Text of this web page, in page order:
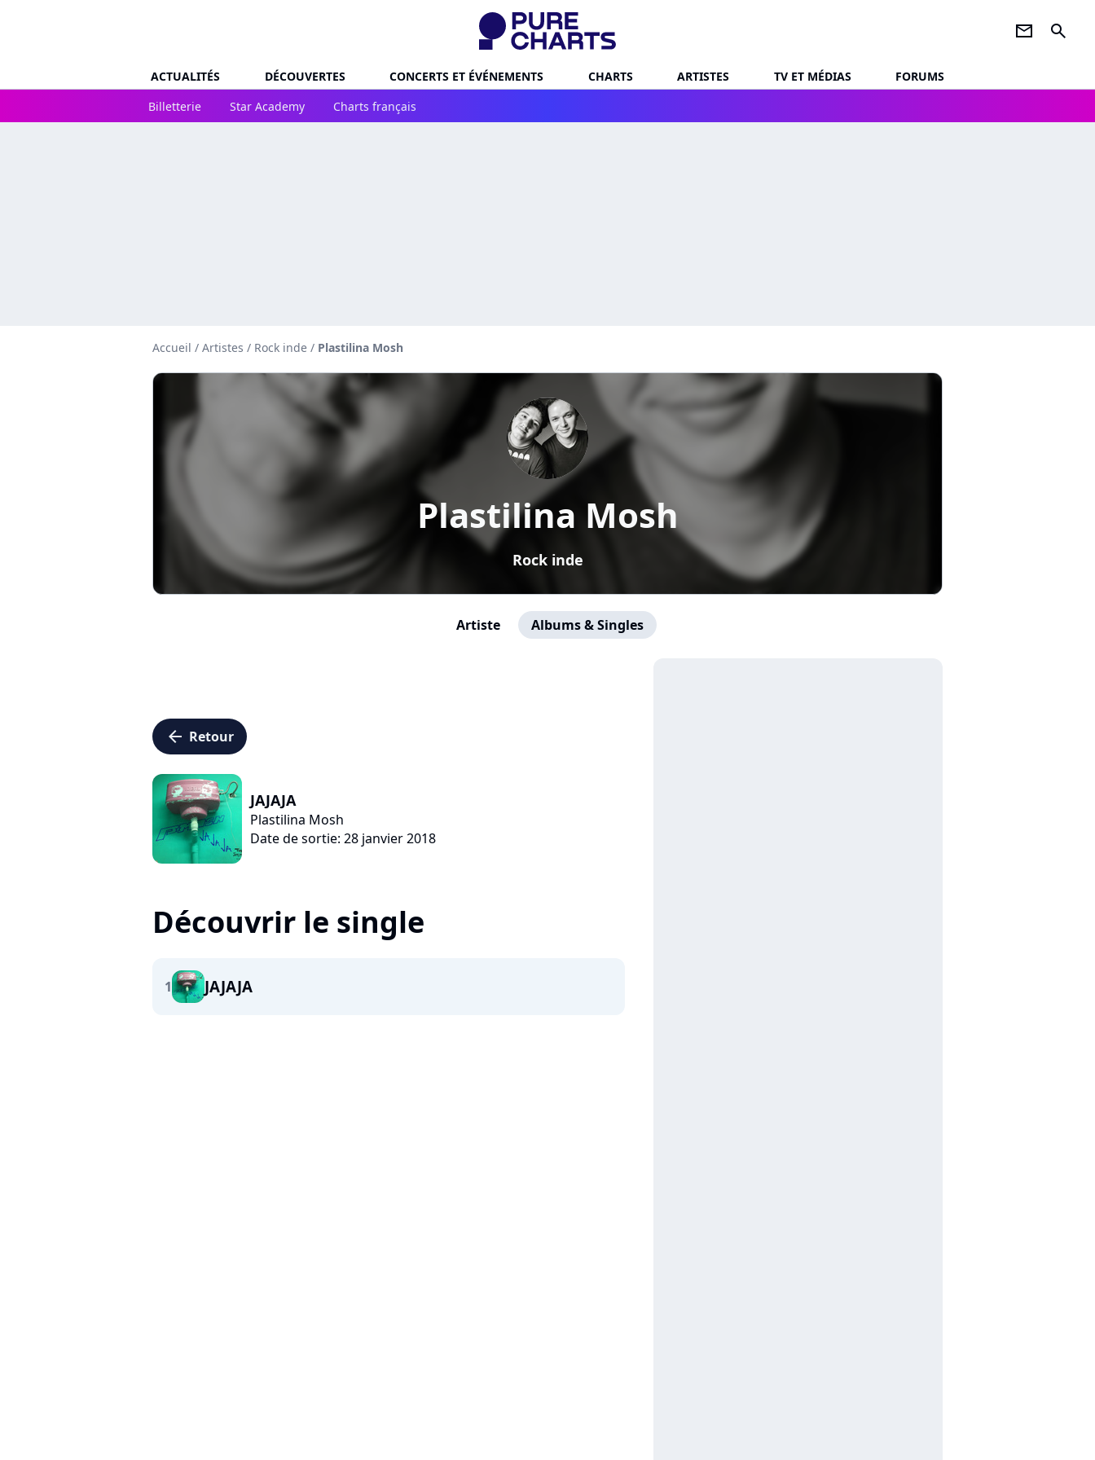
newsletter search
ACTUALITÉS DÉCOUVERTES CONCERTS ET ÉVÉNEMENTS CHARTS ARTISTES TV ET MÉDIAS
FORUMS
Billetterie
Star Academy Charts français
Accueil / Artistes / Rock inde / Plastilina Mosh
Plastilina Mosh
Rock inde
Artiste Albums & Singles
arrow_left Retour
JAJAJA
Plastilina Mosh
Date de sortie: 28 janvier 2018
Découvrir le single
1 JAJAJA